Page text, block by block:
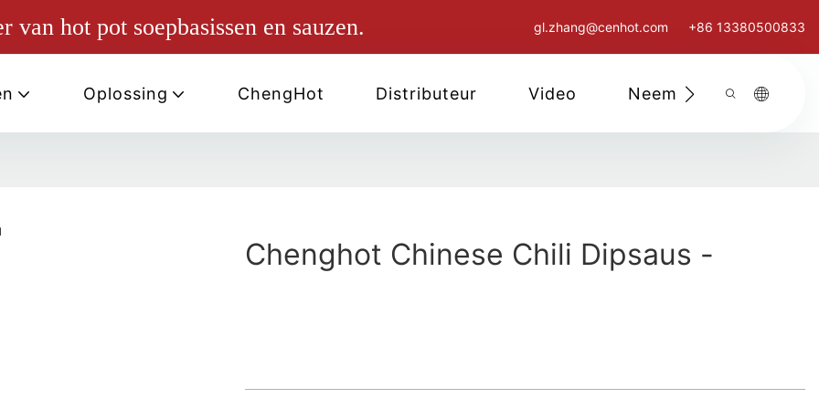
hot pot soepbasissen en sauzen. gl.zhang@cenhot.com +86 13380500833
Oplossing ChengHot Distributeur Video Neem Contact Met
Chenghot Chinese Chili Dipsaus -